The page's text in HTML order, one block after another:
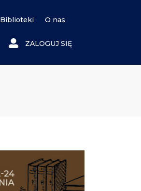
Biblioteki O nas
ZALOGUJ SIĘ